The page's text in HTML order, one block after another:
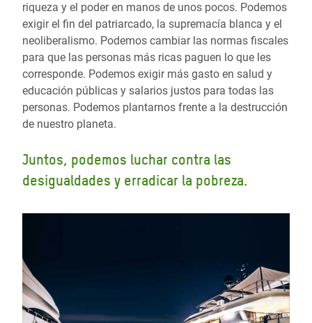
riqueza y el poder en manos de unos pocos. Podemos
exigir el fin del patriarcado, la supremacía blanca y el
neoliberalismo. Podemos cambiar las normas fiscales
para que las personas más ricas paguen lo que les
corresponde. Podemos exigir más gasto en salud y
educación públicas y salarios justos para todas las
personas. Podemos plantarnos frente a la destrucción
de nuestro planeta.
Juntos, podemos luchar contra las
desigualdades y erradicar la pobreza.